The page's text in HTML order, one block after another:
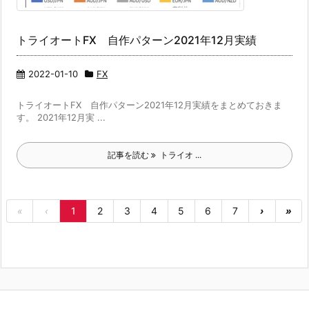
トライオートFX 自作パターン2021年12月実績
2022-01-10 FX
トライオートFX 自作パターン2021年12月実績をまとめておきま
す。 2021年12月実 ...
記事を読む トライオ ...
« ‹ 1 2 3 4 5 6 7 › »